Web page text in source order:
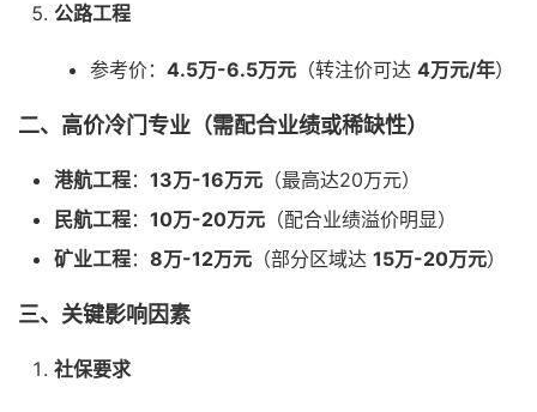
公路工程
参考价：‌ 4.5万-6.5万元 ‌（转注价可达 ‌ 4万元/年‌）
二、高价冷门专业（需配合业绩或稀缺性）
港航工程‌：‌ 13万-16万元 ‌（最高达20万元）
民航工程‌：‌ 10万-20万元 ‌（配合业绩溢价明显）
矿业工程‌：‌ 8万-12万元 ‌（部分区域达 ‌ 15万-20万元‌）
三、关键影响因素
社保要求